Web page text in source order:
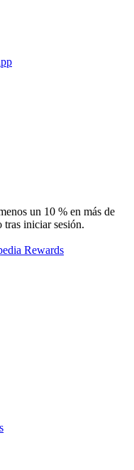
un 10 % en más de
tras iniciar sesión.
Rewards